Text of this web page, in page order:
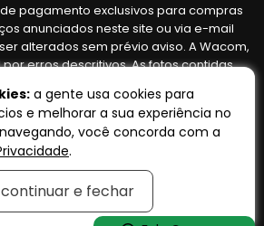
pagamento exclusivos para compras
anunciados neste site ou via e-mail
alterados sem prévio aviso. A Wacom,
erros descritivos. As fotos contidas
o fornecedor/lote do fabricante. Ofertas
de nossos estoques. Vendas sujeitas à
e confirmação de dados.
OpenK
a gente usa cookies para
e melhorar a sua experiência no
você concorda com a
.
continuar e fechar